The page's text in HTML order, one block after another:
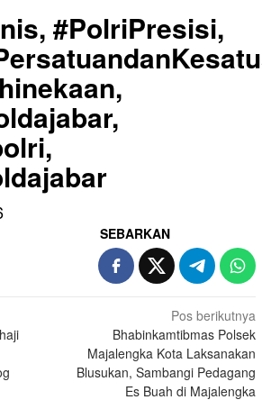
#PolriPresisi,
SEBARKAN
Pos berikutnya
Bhabinkamtibmas Polsek
Majalengka Kota Laksanakan
Blusukan, Sambangi Pedagang
Es Buah di Majalengka